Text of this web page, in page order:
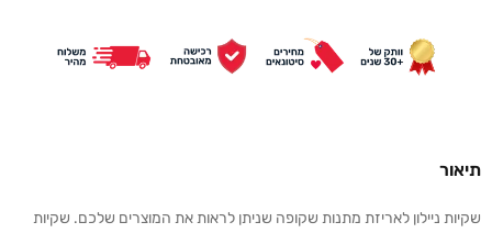
תיאור
שקיות ניילון לאריזת מתנות שקופה שניתן לראות את המוצרים שלכם. שקיות